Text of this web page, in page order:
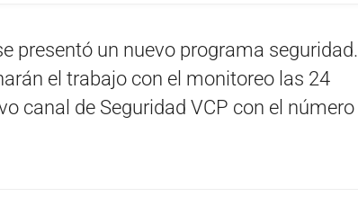
presentó un nuevo programa seguridad.
el trabajo con el monitoreo las 24
canal de Seguridad VCP con el número